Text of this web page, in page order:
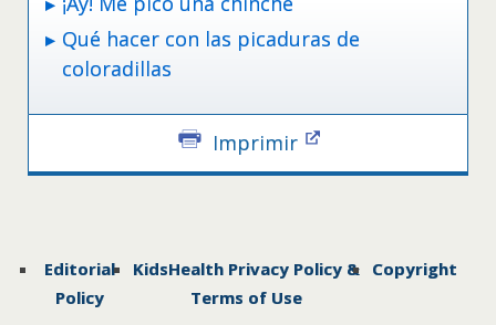
Qué hacer con las picaduras de
coloradillas
Imprimir
Editorial
Policy
KidsHealth Privacy Policy &
Terms of Use
Copyright